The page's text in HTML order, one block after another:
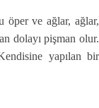
öper ve ağlar, ağlar,
dolayı pişman olur.
yapılan bir